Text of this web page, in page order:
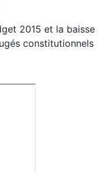
2015 et la baisse
constitutionnels